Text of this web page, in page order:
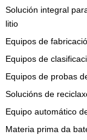
Solución integral
litio
Equipos de
Equipos de
Equipos de probas
Solucións de
Equipo automático
Materia prima da